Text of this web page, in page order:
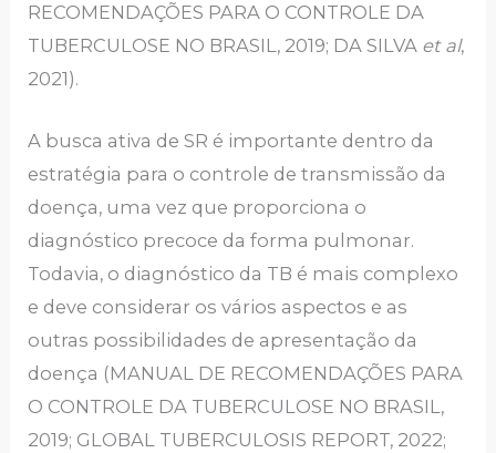
RECOMENDAÇÕES PARA O CONTROLE DA
TUBERCULOSE NO BRASIL, 2019; DA SILVA et al,
2021).
A busca ativa de SR é importante dentro da
estratégia para o controle de transmissão da
doença, uma vez que proporciona o
diagnóstico precoce da forma pulmonar.
Todavia, o diagnóstico da TB é mais complexo
e deve considerar os vários aspectos e as
outras possibilidades de apresentação da
doença (MANUAL DE RECOMENDAÇÕES PARA
O CONTROLE DA TUBERCULOSE NO BRASIL,
2019; GLOBAL TUBERCULOSIS REPORT, 2022;